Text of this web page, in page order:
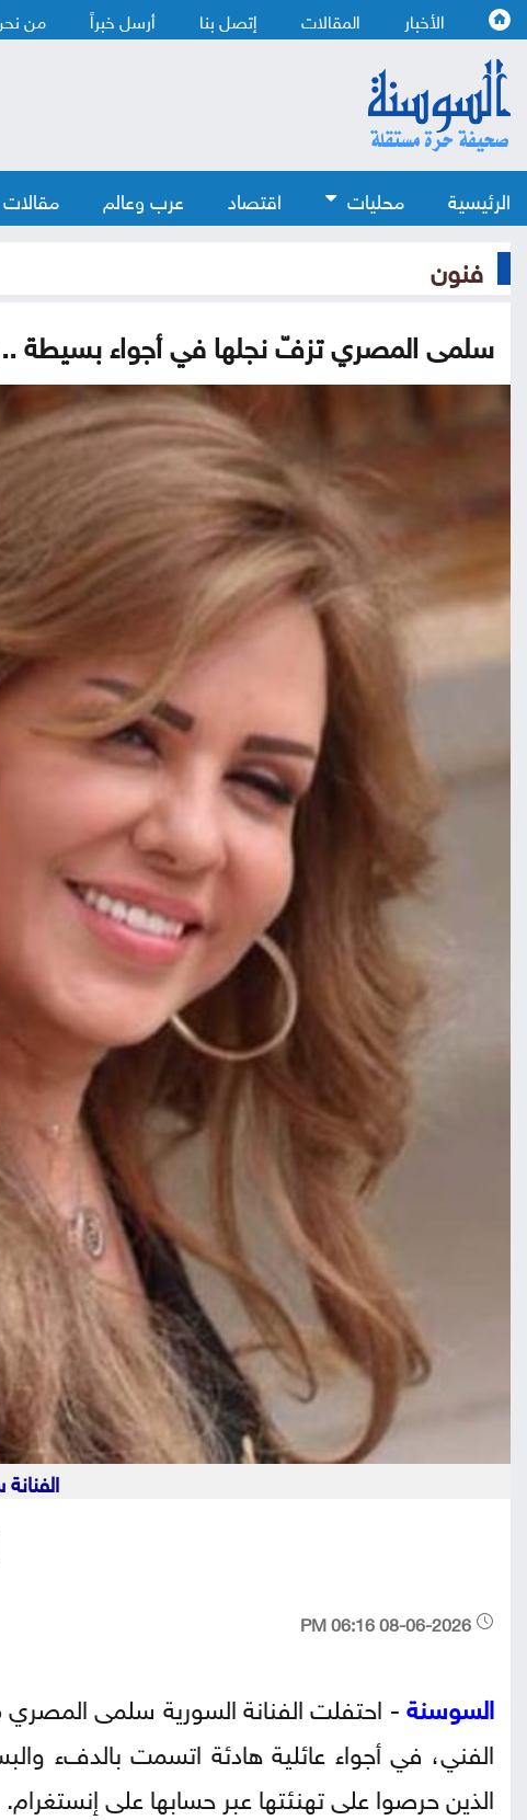
الأخبار المقالات إتصل بنا أرسل خبراً من
الرئيسية محليات اقتصاد عرب وعالم مقالات
فنون
سلمى المصري تزفّ نجلها في أجواء بسيطة
السوسنة- احتفلت الفنانة السورية سلمى
الفني، في أجواء عائلية هادئة اتسمت بالدفء
الذين حرصوا على تهنئتها عبر حسابها على إنستغرام.